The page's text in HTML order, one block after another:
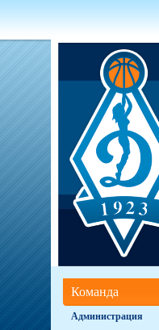
Команда
Администрация